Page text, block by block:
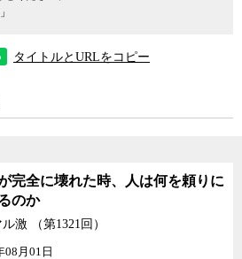
り
下位はおろか、今や 先進国
まで堕ちている。本来であれば
もかかわらず、先進国では日本だけが
ら有効な手を打てていない。
いう大きな船を修理し、それを再浮上
い。しかし、幸か不幸か、たまたまこ
タイトルとURLをコピー
完全に壊れた時、人は何を頼りに
のか
ル激 （第1321回）
08月01日